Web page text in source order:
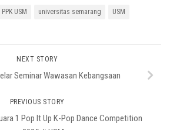
USM universitas semarang USM
NEXT STORY
Seminar Wawasan Kebangsaan
PREVIOUS STORY
1 Pop It Up K-Pop Dance Competition